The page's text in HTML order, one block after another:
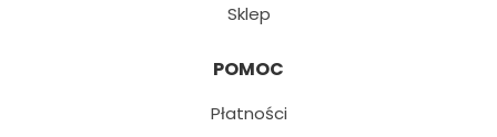
Sklep
POMOC
Płatności